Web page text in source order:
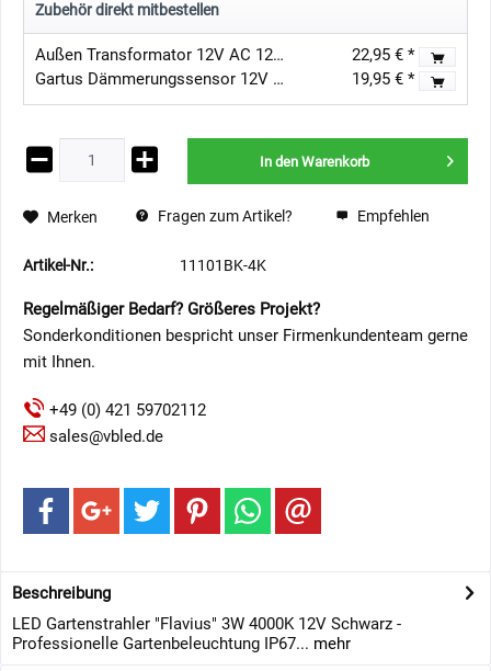
Zubehör direkt mitbestellen
Außen Transformator 12V AC 12W IP67
22,95 € *
Gartus Dämmerungssensor 12V AC/DC / Tag-Nacht-Schalter
19,95 € *
In den Warenkorb
Merken Fragen zum Artikel? Empfehlen
Artikel-Nr.: 11101BK-4K
Regelmäßiger Bedarf? Größeres Projekt?
Sonderkonditionen bespricht unser Firmenkundenteam gerne
mit Ihnen.
+49 (0) 421 59702112
sales@vbled.de
Beschreibung
LED Gartenstrahler "Flavius" 3W 4000K 12V Schwarz -
Professionelle Gartenbeleuchtung IP67... mehr